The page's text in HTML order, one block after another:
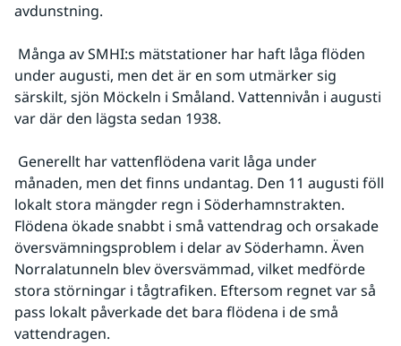
avdunstning.
under augusti, men det är en som utmärker sig
särskilt, sjön Möckeln i Småland. Vattennivån i augusti
var där den lägsta sedan 1938.
månaden, men det finns undantag. Den 11 augusti föll
lokalt stora mängder regn i Söderhamnstrakten.
Flödena ökade snabbt i små vattendrag och orsakade
översvämningsproblem i delar av Söderhamn. Även
Norralatunneln blev översvämmad, vilket medförde
stora störningar i tågtrafiken. Eftersom regnet var så
pass lokalt påverkade det bara flödena i de små
vattendragen.